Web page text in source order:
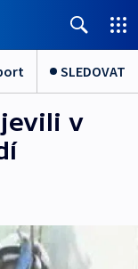
SLEDOVAT
v